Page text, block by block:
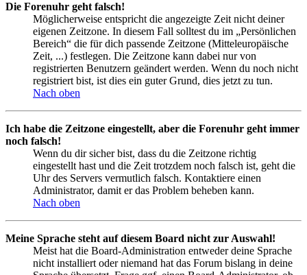
Die Forenuhr geht falsch!
Möglicherweise entspricht die angezeigte Zeit nicht deiner
eigenen Zeitzone. In diesem Fall solltest du im „Persönlichen
Bereich“ die für dich passende Zeitzone (Mitteleuropäische
Zeit, ...) festlegen. Die Zeitzone kann dabei nur von
registrierten Benutzern geändert werden. Wenn du noch nicht
registriert bist, ist dies ein guter Grund, dies jetzt zu tun.
Nach oben
Ich habe die Zeitzone eingestellt, aber die Forenuhr geht immer
noch falsch!
Wenn du dir sicher bist, dass du die Zeitzone richtig
eingestellt hast und die Zeit trotzdem noch falsch ist, geht die
Uhr des Servers vermutlich falsch. Kontaktiere einen
Administrator, damit er das Problem beheben kann.
Nach oben
Meine Sprache steht auf diesem Board nicht zur Auswahl!
Meist hat die Board-Administration entweder deine Sprache
nicht installiert oder niemand hat das Forum bislang in deine